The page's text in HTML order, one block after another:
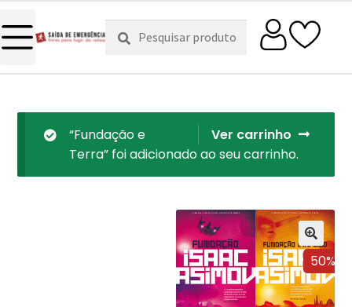
Pesquisar
por:
Pesquisa
Ver carrinho
“Fundação e
Terra” foi adicionado ao seu carrinho.
50%